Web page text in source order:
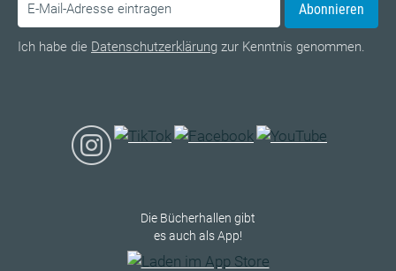
Abonnieren
Ich habe die Datenschutzerklärung zur Kenntnis genommen.
Die Bücherhallen gibt
es auch als App!